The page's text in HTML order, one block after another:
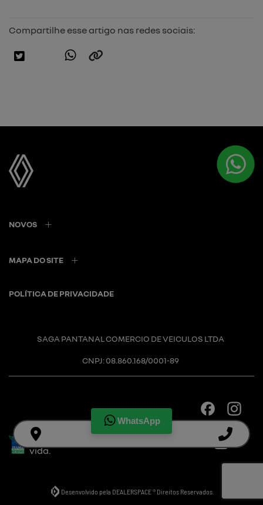
WhatsApp
Compartilhe esse artigo nas redes sociais:
NOVOS
MAPA DO SITE
POLÍTICA DE PRIVACIDADE
SAGA PANTANAL COMERCIO DE VEICULOS LTDA
CNPJ: 08.860.168/0001-89
Desacelere. Seu bem maior é a
vida.
Desenvolvido pela DEALERSPACE ® Direitos Reservados.